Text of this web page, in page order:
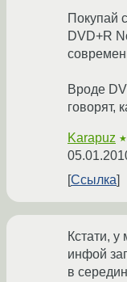
Покупай
DVD+R
Вроде
говорят,
Karapuz
Ссылка
Кстати,
инфой
в